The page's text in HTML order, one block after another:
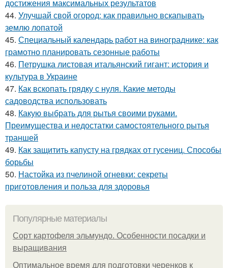
достижения максимальных результатов
44. Улучшай свой огород: как правильно вскапывать
землю лопатой
45. Специальный календарь работ на винограднике: как
грамотно планировать сезонные работы
46. Петрушка листовая итальянский гигант: история и
культура в Украине
47. Как вскопать грядку с нуля. Какие методы
садоводства использовать
48. Какую выбрать для рытья своими руками.
Преимущества и недостатки самостоятельного рытья
траншей
49. Как защитить капусту на грядках от гусениц. Способы
борьбы
50. Настойка из пчелиной огневки: секреты
приготовления и польза для здоровья
Популярные материалы
Сорт картофеля эльмундо. Особенности посадки и
выращивания
Оптимальное время для подготовки черенков к